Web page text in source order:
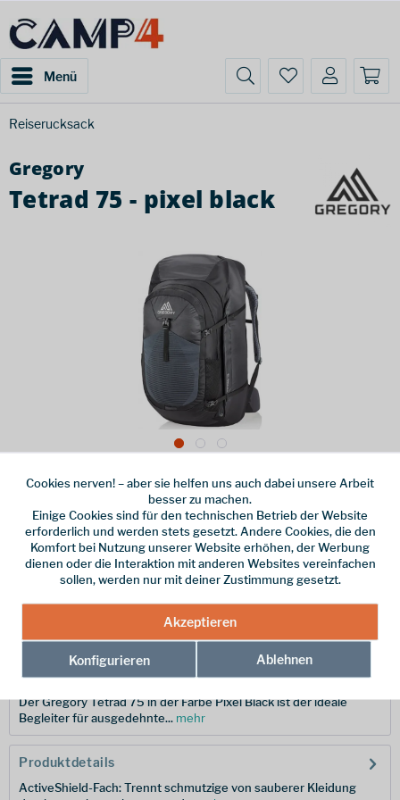
Menü
Reiserucksack
Gregory
Tetrad 75 - pixel black
Dieser Artikel steht derzeit nicht zur Verfügung!
219,95 € *
inkl. MwSt./ Versandkostenfrei!
Merken
121120-5466
Beschreibung
Der Gregory Tetrad 75 in der Farbe Pixel Black ist der ideale
Begleiter für ausgedehnte... mehr
Produktdetails
ActiveShield-Fach: Trennt schmutzige von sauberer Kleidung
Cookies nerven! – aber sie helfen uns auch dabei unsere Arbeit
besser zu machen.
Einige Cookies sind für den technischen Betrieb der Website
erforderlich und werden stets gesetzt. Andere Cookies, die den
Komfort bei Nutzung unserer Website erhöhen, der Werbung
dienen oder die Interaktion mit anderen Websites vereinfachen
sollen, werden nur mit deiner Zustimmung gesetzt.
Akzeptieren
Konfigurieren Ablehnen